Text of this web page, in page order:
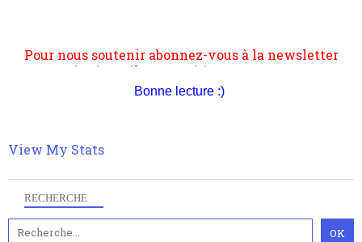
RECHERCHE
multiples facteurs et échelles. Ce site contient des
articles pour être apte à un plus grand nombre de
hésitation, partagez le contenu sur les réseaux et si
Bonne lecture :)
View My Stats